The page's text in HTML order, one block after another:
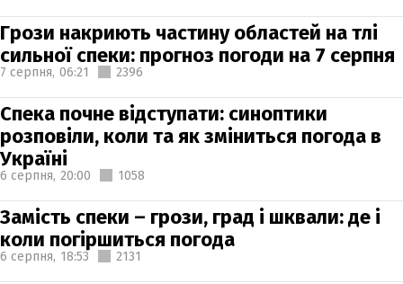
Грози накриють частину областей на тлі
сильної спеки: прогноз погоди на 7 серпня
7 серпня, 06:21 2396
Спека почне відступати: синоптики
розповіли, коли та як зміниться погода в
Україні
6 серпня, 20:00 1058
Замість спеки – грози, град і шквали: де і
коли погіршиться погода
6 серпня, 18:53 2131